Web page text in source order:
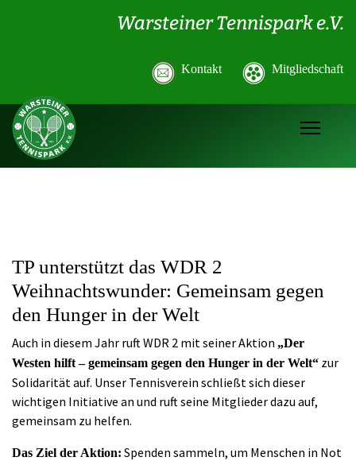
Warsteiner Tennispark e.V.
Kontakt Mitgliedschaft
TP unterstützt das WDR 2
Weihnachtswunder: Gemeinsam gegen
den Hunger in der Welt
Auch in diesem Jahr ruft WDR 2 mit seiner Aktion „Der
Westen hilft – gemeinsam gegen den Hunger in der Welt“ zur
Solidarität auf. Unser Tennisverein schließt sich dieser
wichtigen Initiative an und ruft seine Mitglieder dazu auf,
gemeinsam zu helfen.
Das Ziel der Aktion: Spenden sammeln, um Menschen in Not